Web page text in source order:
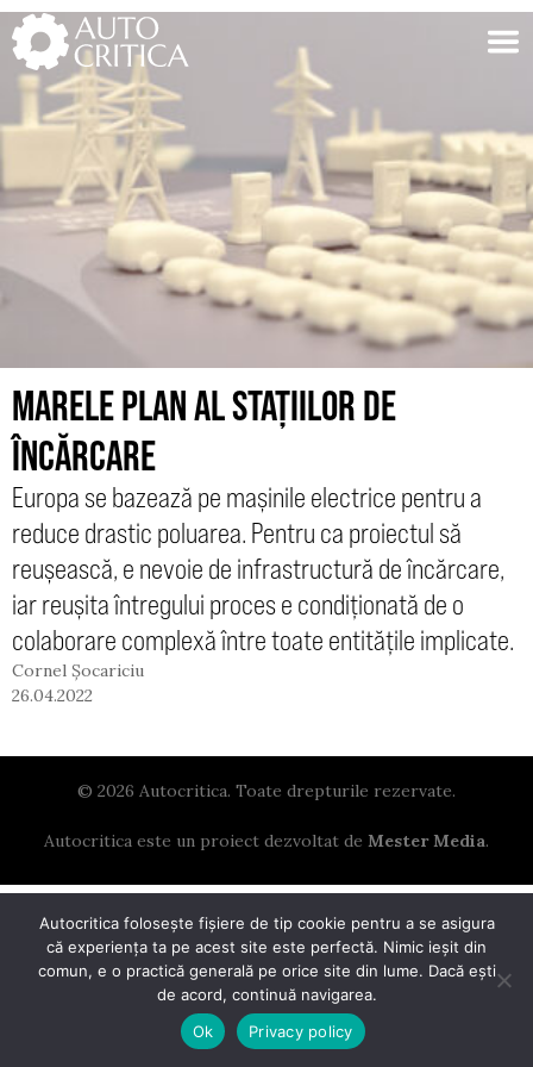
Skip
to
content
MARELE PLAN AL STAȚIILOR DE
ÎNCĂRCARE
Europa se bazează pe mașinile electrice pentru a
reduce drastic poluarea. Pentru ca proiectul să
reușească, e nevoie de infrastructură de încărcare,
iar reușita întregului proces e condiționată de o
colaborare complexă între toate entitățile implicate.
Cornel Șocariciu
26.04.2022
© 2026 Autocritica. Toate drepturile rezervate.
Autocritica este un proiect dezvoltat de Mester Media.
Autocritica folosește fișiere de tip cookie pentru a se asigura
că experiența ta pe acest site este perfectă. Nimic ieșit din
comun, e o practică generală pe orice site din lume. Dacă ești
de acord, continuă navigarea.
Ok
Privacy policy